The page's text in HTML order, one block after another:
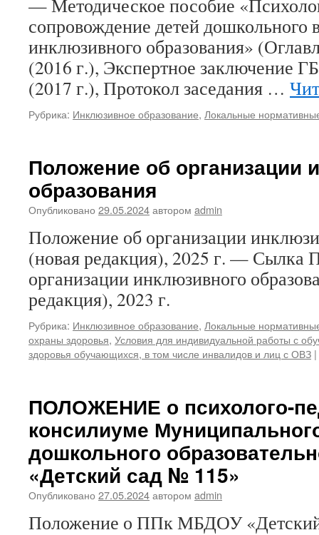
— Методическое пособие
сопровождение детей дошкольного
инклюзивного образования»
(2016 г.), Экспертное
(2017 г.), Протокол заседания …
Рубрика: Инклюзивное образование, Локальные
Положение об организации
образования
Опубликовано 29.05.2024автором admin
Положение об организации
(новая редакция), 2025 г. — Сылка
организации инклюзивного
редакция), 2023 г.
Рубрика: Инклюзивное образование, Локальные
охраны здоровья, Условия для индивидуальной работы с
здоровья обучающихся, в том числе инвалидов и лиц с ОВЗ |
ПОЛОЖЕНИЕ о психолого-
консилиуме
дошкольного
«Детский сад № 115»
Опубликовано 27.05.2024автором admin
Положение о ППк МБДОУ